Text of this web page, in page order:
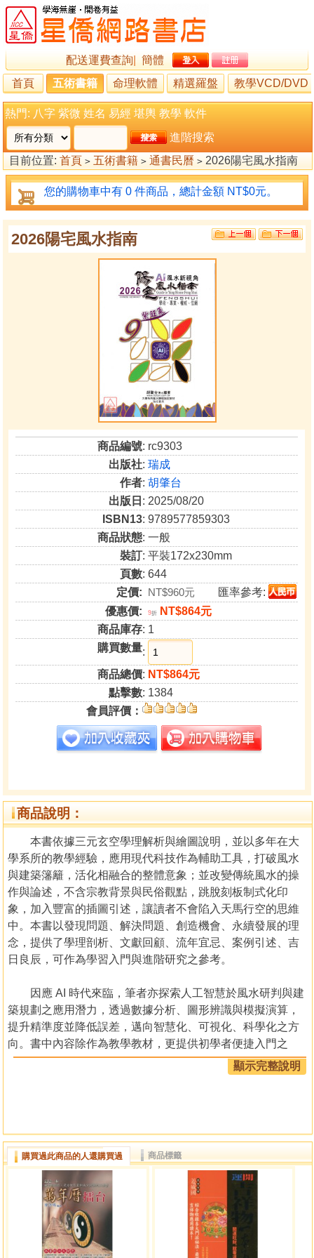
配送運費查詢
簡體
首頁
五術書籍 命理軟體 精選羅盤 教學VCD/DVD
熱門: 八字 紫微 姓名 易經 堪輿 教學 軟件
進階搜索
目前位置: 首頁 > 五術書籍 > 通書民曆 > 2026陽宅風水指南
您的購物車中有 0 件商品，總計金額 NT$0元。
2026陽宅風水指南
商品編號: rc9303
出版社:瑞成
作者:胡肇台
出版日 : 2025/08/20
ISBN13: 9789577859303
商品狀態: 一般
裝訂: 平裝172x230mm
頁數: 644
定價: NT$960元
匯率參考:
優惠價:
9折
NT$864元
商品庫存: 1
購買數量:
商品總價: NT$864元
點擊數: 1384
會員評價：
商品說明：
本書依據三元玄空學理解析與繪圖說明，並以多年在大
學系所的教學經驗，應用現代科技作為輔助工具，打破風水
與建築籓籬，活化相融合的整體意象；並改變傳統風水的操
作與論述，不含宗教背景與民俗觀點，跳脫刻板制式化印
象，加入豐富的插圖引述，讓讀者不會陷入天馬行空的思維
中。本書以發現問題、解決問題、創造機會、永續發展的理
念，提供了學理剖析、文獻回顧、流年宜忌、案例引述、吉
日良辰，可作為學習入門與進階研究之參考。
因應 AI 時代來臨，筆者亦探索人工智慧於風水研判與建
築規劃之應用潛力，透過數據分析、圖形辨識與模擬演算，
提升精準度並降低誤差，邁向智慧化、可視化、科學化之方
向。書中內容除作為教學教材，更提供初學者便捷入門之
徑，亦為實務與學術交流之參考。
業；國立高雄第一科技大學營建工程碩士、國立屏東科技大
學土木工程博士，台灣采奕傳播科技股份有限公司設計總
監，大學系所建築風水與風水哲學兼任助理教授，前高雄市
政府水工處總工程司。
胡氏追隨父親（胡敏如先生）縱情深研堪輿三十餘年，
繼承整合、理性提煉、科技輔助、創新升級為理念，體現了
人對環境的感知與心理需求，並追求各專業的和諧共存，在
顯示完整說明
購買過此商品的人還購買過 商品標籤